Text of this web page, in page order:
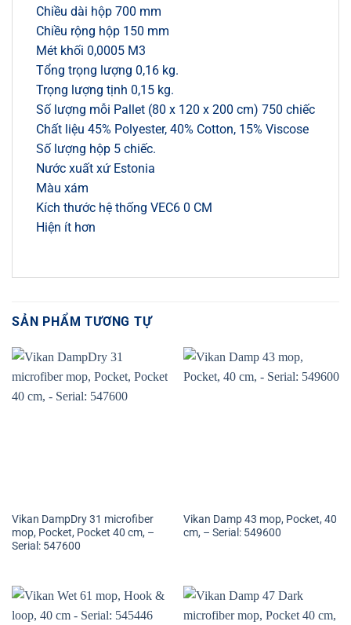
Chiều dài hộp 700 mm
Chiều rộng hộp 150 mm
Mét khối 0,0005 M3
Tổng trọng lượng 0,16 kg.
Trọng lượng tịnh 0,15 kg.
Số lượng mỗi Pallet (80 x 120 x 200 cm) 750 chiếc
Chất liệu 45% Polyester, 40% Cotton, 15% Viscose
Số lượng hộp 5 chiếc.
Nước xuất xứ Estonia
Màu xám
Kích thước hệ thống VEC6 0 CM
Hiện ít hơn
SẢN PHẨM TƯƠNG TỰ
Vikan DampDry 31 microfiber
mop, Pocket, Pocket 40 cm, –
Serial: 547600
Vikan Damp 43 mop, Pocket, 40
cm, – Serial: 549600